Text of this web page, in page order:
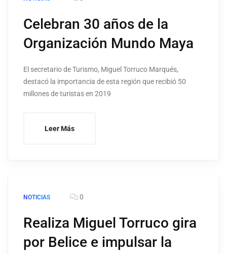
Celebran 30 años de la
Organización Mundo Maya
El secretario de Turismo, Miguel Torruco Marqués,
destacó la importancia de esta región que recibió 50
millones de turistas en 2019
Leer Más
NOTICIAS 0
Realiza Miguel Torruco gira
por Belice e impulsar la